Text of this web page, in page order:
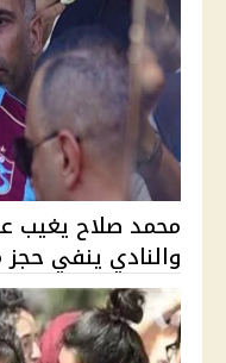
محمد صلاح يغيب
والنادي ينفي